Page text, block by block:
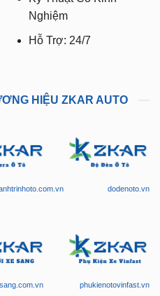
Nghiệm
Hỗ Trợ: 24/7
HIỆU ZKAR AUTO
dodenoto.vn
phukienotovinfast.vn